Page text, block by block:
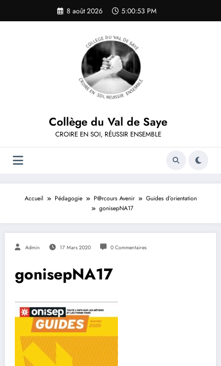
contenu
8 août 2026 5:00:53 PM
Collège du Val de Saye
CROIRE EN SOI, RÉUSSIR ENSEMBLE
Accueil Pédagogie P@rcours Avenir
Guides d’orientation
gonisepNA17
Admin 17 Mars 2020 0 Commentaires
gonisepNA17